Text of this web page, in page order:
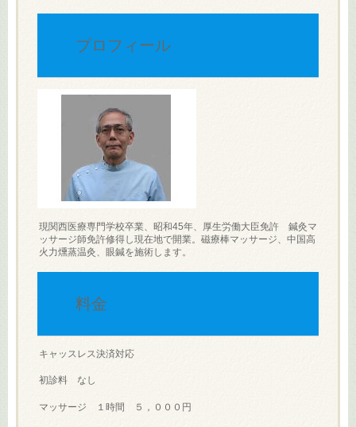
プロフィール
現関西医療専門学校卒業、昭和45年、厚生労働大臣免許 鍼灸マ
ッサージ師免許修得し現在地で開業。磁療棒マッサージ、中国高
火力燻蒸温灸、眼鍼を施術します。
料金
キャッスレス決済対応
初診料 なし
マッサージ １時間 ５，０００円